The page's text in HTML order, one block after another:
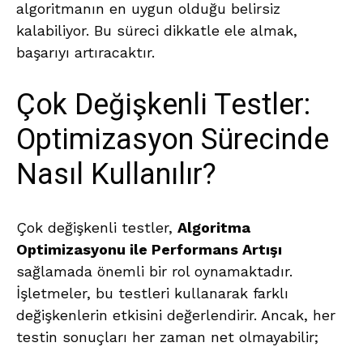
algoritmanın en uygun olduğu belirsiz
kalabiliyor. Bu süreci dikkatle ele almak,
başarıyı artıracaktır.
Çok Değişkenli Testler:
Optimizasyon Sürecinde
Nasıl Kullanılır?
Çok değişkenli testler, Algoritma
Optimizasyonu ile Performans Artışı
sağlamada önemli bir rol oynamaktadır.
İşletmeler, bu testleri kullanarak farklı
değişkenlerin etkisini değerlendirir. Ancak, her
testin sonuçları her zaman net olmayabilir;